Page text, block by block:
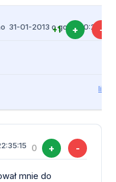
31-01-2013 o godz. 10:23:12
+1 + -
link
0 + -
mnie do